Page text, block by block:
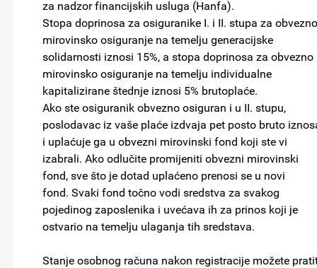
za nadzor financijskih usluga (Hanfa).
Stopa doprinosa za osiguranike I. i II. stupa za obvezno
mirovinsko osiguranje na temelju generacijske
solidarnosti iznosi 15%, a stopa doprinosa za obvezno
mirovinsko osiguranje na temelju individualne
kapitalizirane štednje iznosi 5% brutoplaće.
Ako ste osiguranik obvezno osiguran i u II. stupu,
poslodavac iz vaše plaće izdvaja pet posto bruto
i uplaćuje ga u obvezni mirovinski fond koji ste vi
izabrali. Ako odlučite promijeniti obvezni mirovinski
fond, sve što je dotad uplaćeno prenosi se u novi
fond. Svaki fond točno vodi sredstva za svakog
pojedinog zaposlenika i uvećava ih za prinos koji je
ostvario na temelju ulaganja tih sredstava.
Stanje osobnog računa nakon registracije možete